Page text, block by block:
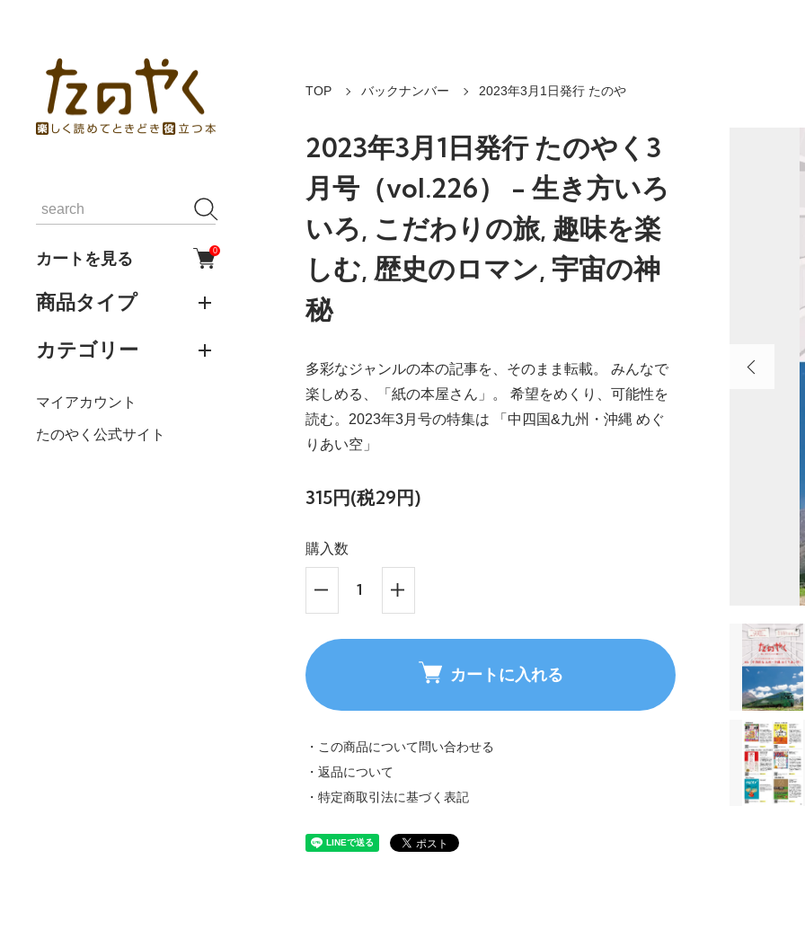
カートを見る 0
商品タイプ
カテゴリー
マイアカウント
たのやく公式サイト
TOP バックナンバー 2023年3月1日発行 たのや
2023年3月1日発行 たのやく3
月号（vol.226） - 生き方いろ
いろ, こだわりの旅, 趣味を楽
しむ, 歴史のロマン, 宇宙の神
秘
多彩なジャンルの本の記事を、そのまま転載。 みんなで
楽しめる、「紙の本屋さん」。 希望をめくり、可能性を
読む。2023年3月号の特集は 「中四国&九州・沖縄 めぐ
りあい空」
315円(税29円)
購入数
カートに入れる
・この商品について問い合わせる
・返品について
・特定商取引法に基づく表記